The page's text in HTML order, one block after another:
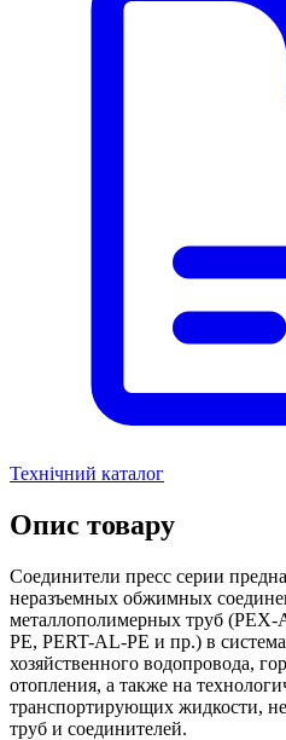
Технічний каталог
Опис товару
Соединители пресс серии
неразъемных обжимных
металлополимерных труб
PE, PERT-AL-PE и пр.) в
хозяйственного водопровода,
отопления, а также на
транспортирующих жидкости,
труб и соединителей.